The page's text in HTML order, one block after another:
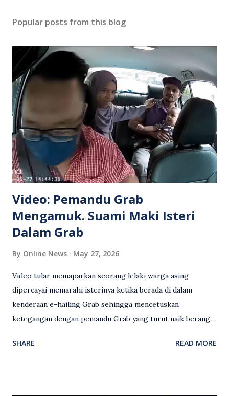
Popular posts from this blog
Video: Pemandu Grab
Mengamuk. Suami Maki Isteri
Dalam Grab
By Online News May 27, 2026
Video tular memaparkan seorang lelaki warga asing
dipercayai memarahi isterinya ketika berada di dalam
kenderaan e-hailing Grab sehingga mencetuskan
ketegangan dengan pemandu Grab yang turut naik berang.
antara seorang lelaki warga asing dengan pemandu Grab
SHARE READ MORE